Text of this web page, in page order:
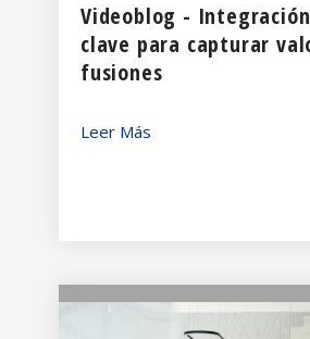
Videoblog -
clave para capturar
fusiones
Leer Más